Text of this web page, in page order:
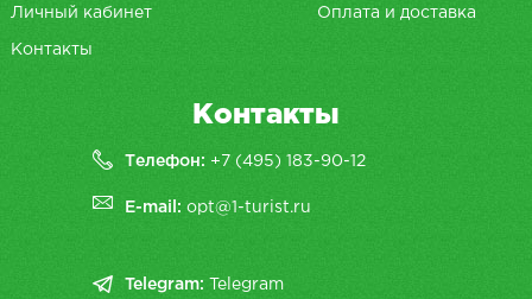
Личный кабинет Оплата и доставка
Контакты
Контакты
Телефон: +7 (495) 183-90-12
E-mail:opt@1-turist.ru
Telegram: Telegram